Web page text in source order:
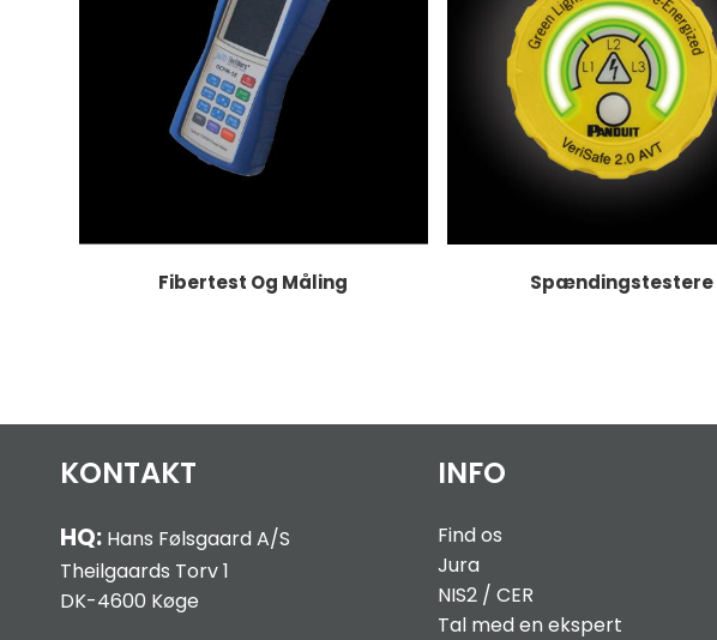
Fibertest Og Måling Spændingstestere
KONTAKT
HQ:Hans Følsgaard A/S
Theilgaards Torv 1
DK-4600 Køge
INFO
Find os
Jura
NIS2 / CER
Tal med en ekspert